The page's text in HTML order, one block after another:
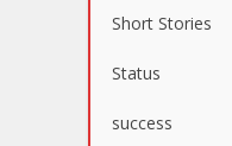
Short Stories
Status
success